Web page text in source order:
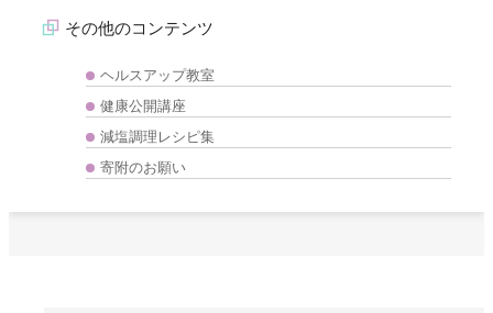
その他のコンテンツ
ヘルスアップ教室
健康公開講座
減塩調理レシピ集
寄附のお願い